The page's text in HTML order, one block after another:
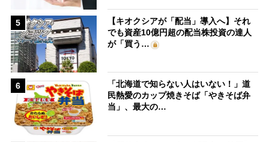
5
【キオクシアが「配当」導入へ】それ
でも資産10億円超の配当株投資の達人
が「買う…
6
「北海道で知らない人はいない！」道
民熱愛のカップ焼きそば「やきそば弁
当」、最大の…